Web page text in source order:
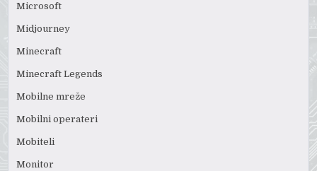
Microsoft
Midjourney
Minecraft
Minecraft Legends
Mobilne mreže
Mobilni operateri
Mobiteli
Monitor